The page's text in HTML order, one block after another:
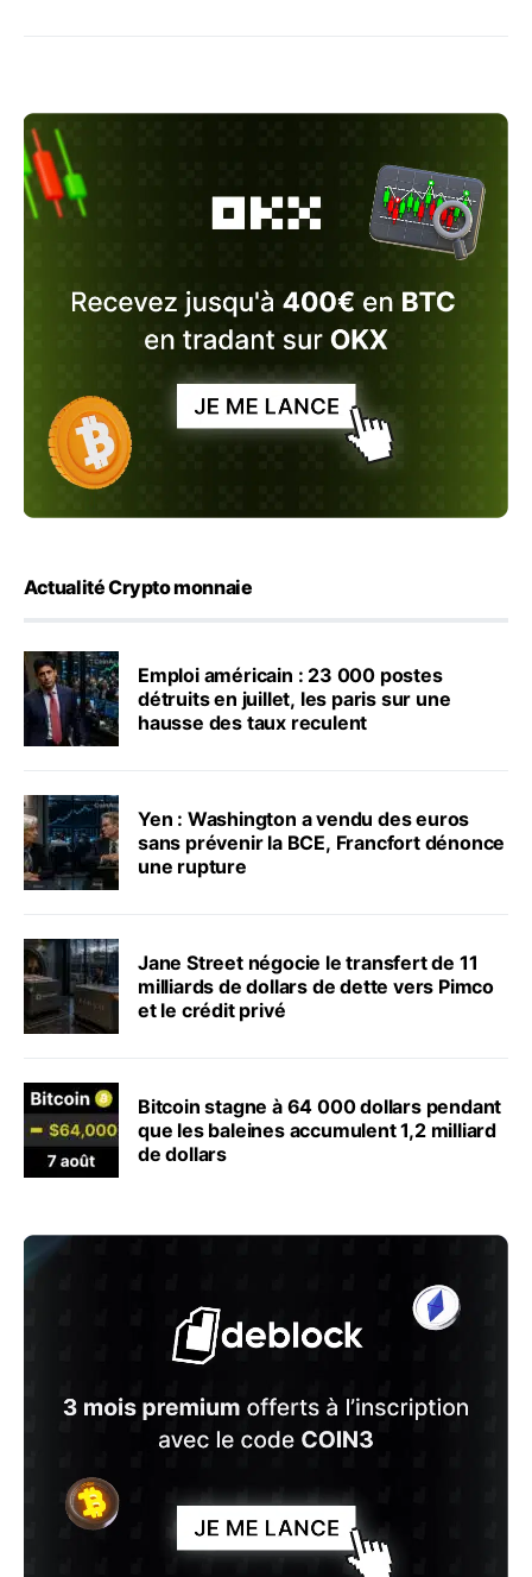
Actualité Crypto monnaie
Emploi américain : 23 000 postes
détruits en juillet, les paris sur une
hausse des taux reculent
Yen : Washington a vendu des euros
sans prévenir la BCE, Francfort dénonce
une rupture
Jane Street négocie le transfert de 11
milliards de dollars de dette vers Pimco
et le crédit privé
Bitcoin stagne à 64 000 dollars pendant
que les baleines accumulent 1,2 milliard
de dollars